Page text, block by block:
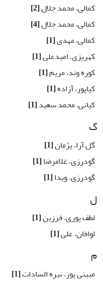
کمالی، محمد جلال[2]
کمالی، محمد جلال[4]
کمالی، مهدی[1]
کهریزی، امیدعلی[1]
کوره وند، مریم[1]
کیاپور، آزاده[1]
کیانی، محمد سعید[1]
گ
گل آرا، پژمان[1]
گودرزی، غلامرضا[1]
گودرزی، ویدا[1]
ل
لطف پوری، فرزین[1]
لوافان، علی[1]
م
مبینی پور، نیره السادات[1]